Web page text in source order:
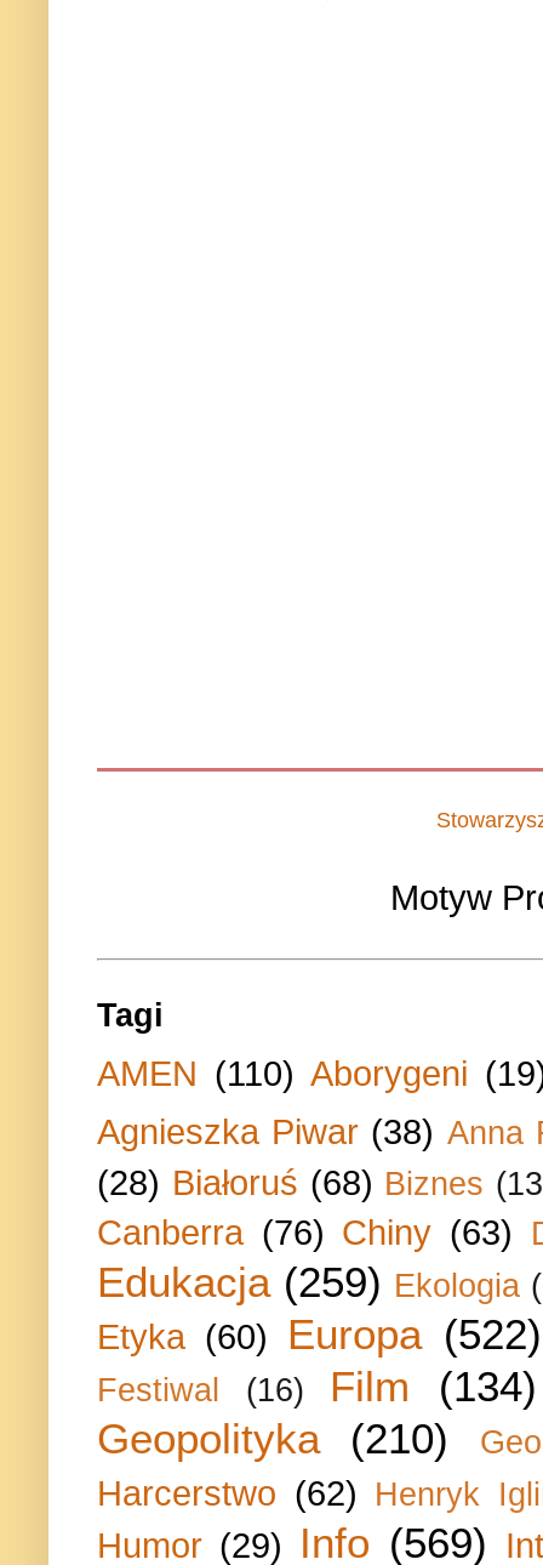
Motyw
Tagi
AMEN (110) Aborygeni
Agnieszka Piwar (38) Anna
(28) Białoruś (68) Biznes
Canberra (76) Chiny (63)
Edukacja (259) Ekologia
Etyka (60) Europa (522)
Festiwal (16) Film
(134)
Geopolityka
(210)
Harcerstwo (62) Henryk
Humor (29) Info (569)